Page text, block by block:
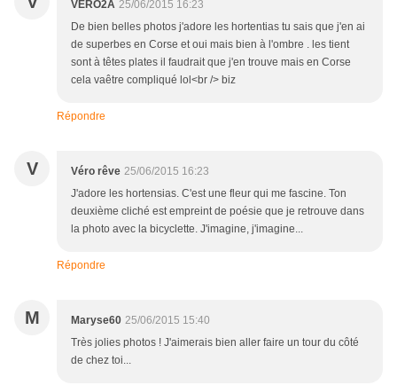
VERO2A 25/06/2015 16:23
De bien belles photos j'adore les hortentias tu sais que j'en ai
de superbes en Corse et oui mais bien à l'ombre . les tient
sont à têtes plates il faudrait que j'en trouve mais en Corse
cela vaêtre compliqué lol<br /> biz
Répondre
V Véro rêve 25/06/2015 16:23
J'adore les hortensias. C'est une fleur qui me fascine. Ton
deuxième cliché est empreint de poésie que je retrouve dans
la photo avec la bicyclette. J'imagine, j'imagine...
Répondre
M Maryse60 25/06/2015 15:40
Très jolies photos ! J'aimerais bien aller faire un tour du côté
de chez toi...